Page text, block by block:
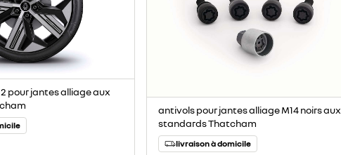
pour jantes alliage aux
antivols pour jantes alliage M14 noirs aux
standards Thatcham
livraison à domicile